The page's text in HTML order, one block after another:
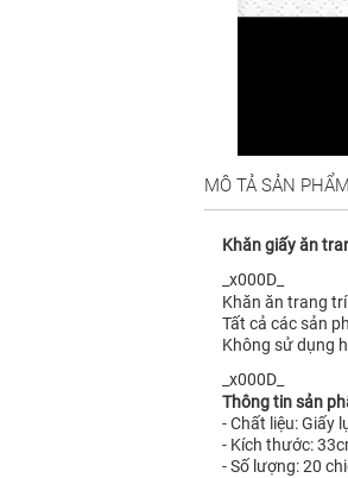
MÔ TẢ SẢN PHẨM
Khăn giấy ăn
_x000D_
Khăn ăn trang
Tất cả các sản
Không sử dụng
_x000D_
Thông tin sản
- Chất liệu: Giấy
- Kích thước:
- Số lượng: 20